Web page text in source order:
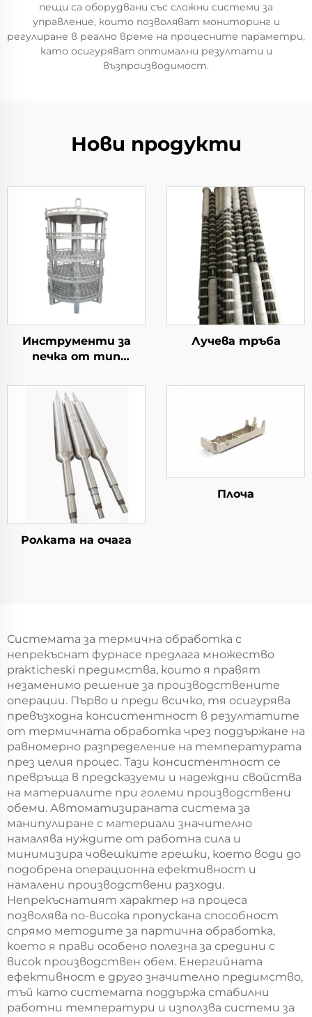
пещи са оборудвани със сложни системи за
управление, които позволяват мониторинг и
регулиране в реално време на процесните параметри,
като осигуряват оптимални резултати и
възпроизводимост.
Нови продукти
Инструменти за
печка от тип
Лучева тръбa
Ролката на очага
Плоча
Системата за термична обработка с
непрекъснат фурнace предлага множество
prakticheski предимства, които я правят
незаменимо решение за производствените
операции. Първо и преди всичко, тя осигурява
превъзходна консистентност в резултатите
от термичната обработка чрез поддържане на
равномерно разпределение на температурата
през целия процес. Тази консистентност се
превръща в предсказуеми и надеждни свойства
на материалите при големи производствени
обеми. Автоматизираната система за
манипулиране с материали значително
намалява нуждите от работна сила и
минимизира човешките грешки, което води до
подобрена операционна ефективност и
намалени производствени разходи.
Непрекъснатият характер на процеса
позволява по-висока пропускана способност
спрямо методите за партична обработка,
което я прави особено полезна за средини с
висок производствен обем. Енергийната
ефективност е друго значително предимство,
тъй като системата поддържа стабилни
работни температури и използва системи за